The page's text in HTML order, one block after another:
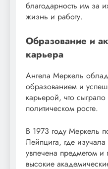
благодарность им за
жизнь и работу.
Образование и
карьера
Ангела Меркель
образованием и
карьерой, что
политическом росте.
В 1973 году Меркель
Лейпцига, где
увлечена предметом
высокие